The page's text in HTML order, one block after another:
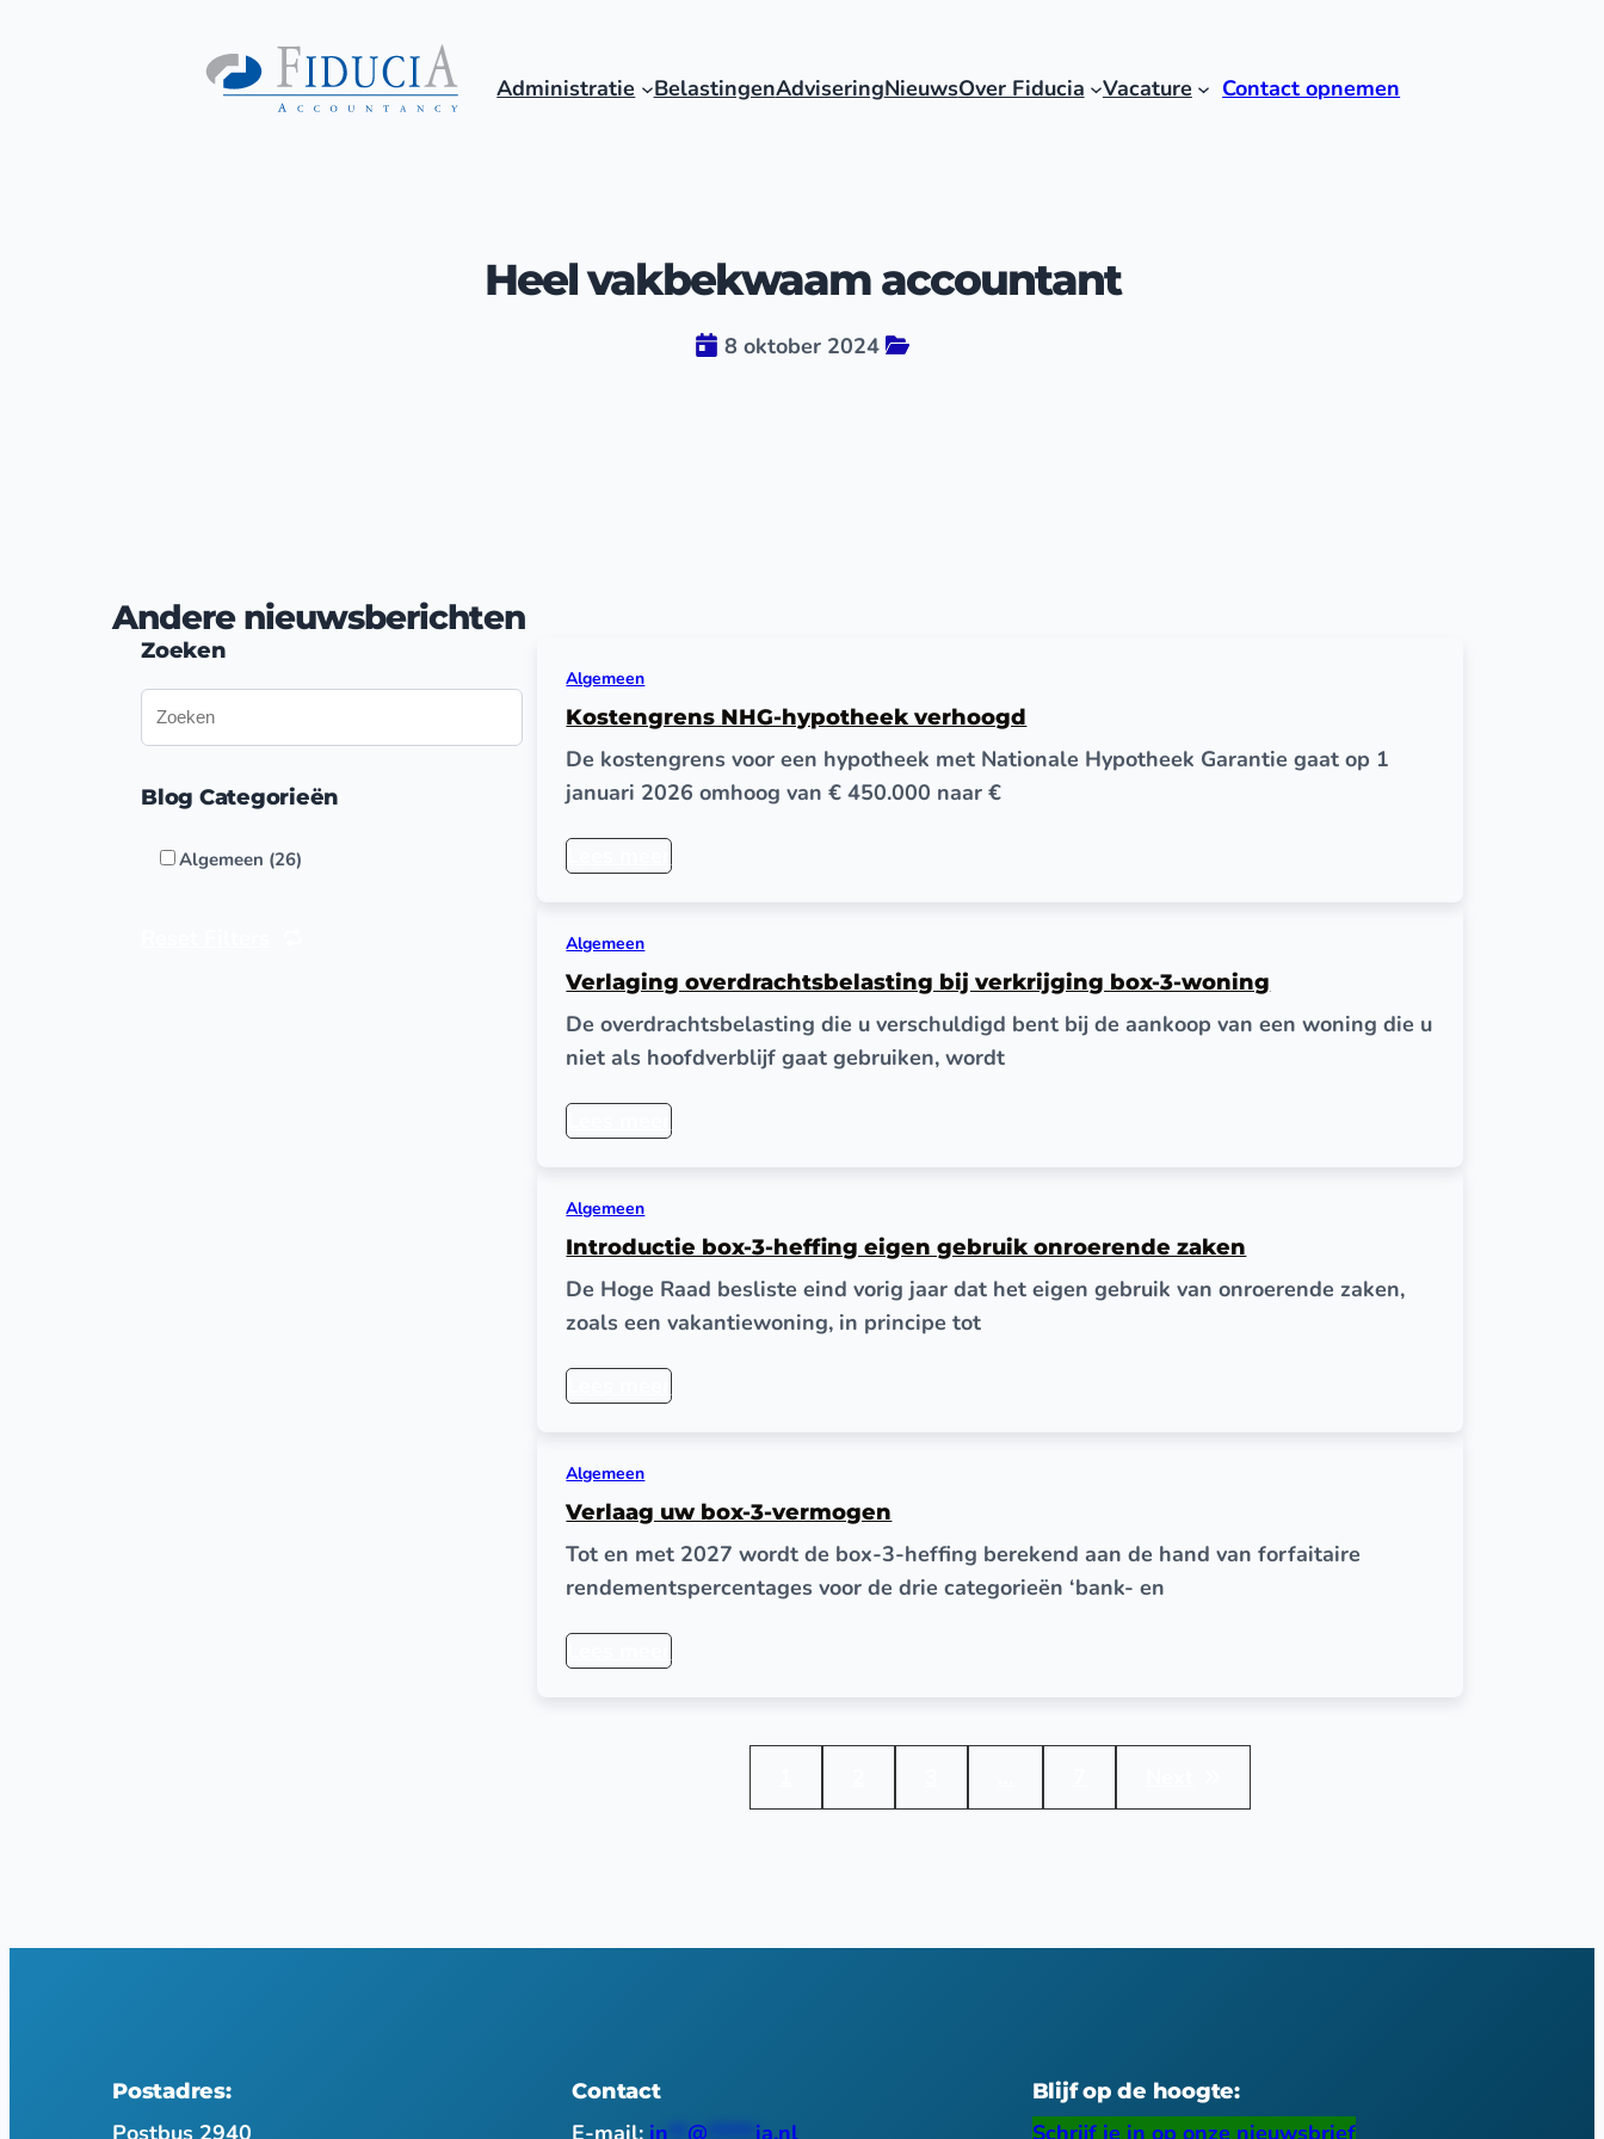
Administratie BelastingenAdviseringNieuwsOver Fiducia Vacature Contact opnemen
Heel vakbekwaam accountant
8 oktober 2024
Andere nieuwsberichten
Zoeken
Blog Categorieën
Algemeen (26)
Algemeen
Kostengrens NHG-hypotheek verhoogd
De kostengrens voor een hypotheek met Nationale Hypotheek Garantie gaat op 1
januari 2026 omhoog van € 450.000 naar €
Algemeen
Verlaging overdrachtsbelasting bij verkrijging box-3-woning
De overdrachtsbelasting die u verschuldigd bent bij de aankoop van een woning die u
niet als hoofdverblijf gaat gebruiken, wordt
Algemeen
Introductie box-3-heffing eigen gebruik onroerende zaken
De Hoge Raad besliste eind vorig jaar dat het eigen gebruik van onroerende zaken,
zoals een vakantiewoning, in principe tot
Algemeen
Verlaag uw box-3-vermogen
Tot en met 2027 wordt de box-3-heffing berekend aan de hand van forfaitaire
rendementspercentages voor de drie categorieën ‘bank- en
Postadres:
Postbus 2940
Contact
E-mail: in @ ia.nl
Blijf op de hoogte:
Schrijf je in op onze nieuwsbrief